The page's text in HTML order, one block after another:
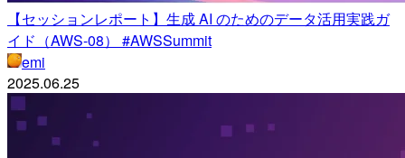
【セッションレポート】生成 AI のためのデータ活用実践ガ
イド（AWS-08） #AWSSummit
emi
2025.06.25